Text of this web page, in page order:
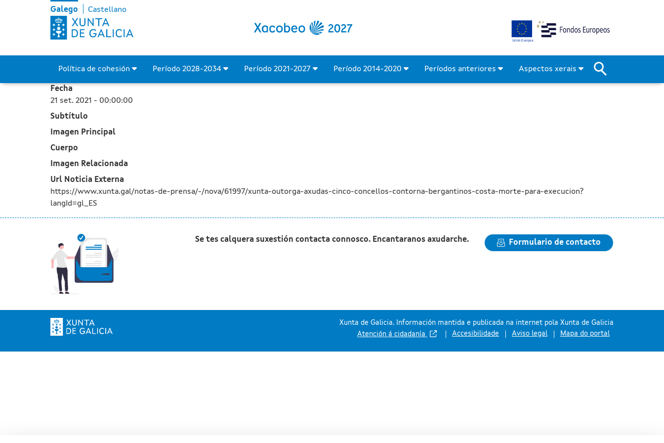
A Xunta outorga axudas a cinco concellos da contorna de Bergantiños-
Skip to Main Content
Galego Castellano
Política de cohesión Período 2028-2034 Período 2021-2027 Período 2014-2020 Períodos anteriores Aspectos xerais
Fecha
21 set. 2021 - 00:00:00
Subtítulo
Imagen Principal
Cuerpo
Imagen Relacionada
Url Noticia Externa
https://www.xunta.gal/notas-de-prensa/-/nova/61997/xunta-outorga-axudas-cinco-concellos-contorna-bergantinos-costa-morte-para-execucion?
langId=gl_ES
Se tes calquera suxestión contacta connosco. Encantaranos axudarche. Formulario de contacto
Xunta de Galicia. Información mantida e publicada na internet pola Xunta de Galicia
Atención á cidadanía
Accesibilidade Aviso legal Mapa do portal